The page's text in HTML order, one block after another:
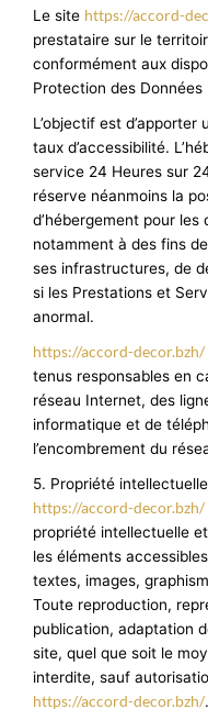
Le site https://accord-
prestataire sur le
conformément aux
Protection des Données
L’objectif est
taux d’accessibilité.
service 24 Heures sur
réserve néanmoins la
d’hébergement pour
notamment à des fins
ses infrastructures, de
si les Prestations et
anormal.
https://accord-decor.bzh/
tenus responsables en
réseau Internet, des
informatique et de
l’encombrement du
5. Propriété
https://accord-decor.bzh/
propriété intellectuelle
les éléments
textes, images,
Toute reproduction,
publication, adaptation
site, quel que soit le
interdite, sauf
https://accord-decor.bzh/.